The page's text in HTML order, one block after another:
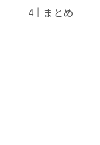
まとめ